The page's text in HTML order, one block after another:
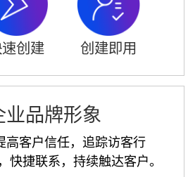
创建 创建即用
业品牌形象
高客户信任，追踪访客行
快捷联系，持续触达客户。